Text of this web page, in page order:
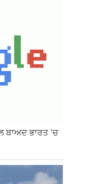
ਬਾਅਦ ਭਾਰਤ 'ਚ